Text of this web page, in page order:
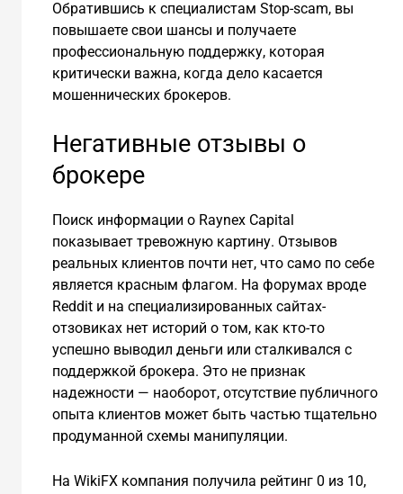
Обратившись к специалистам Stop-scam, вы
повышаете свои шансы и получаете
профессиональную поддержку, которая
критически важна, когда дело касается
мошеннических брокеров.
Негативные отзывы о
брокере
Поиск информации о Raynex Capital
показывает тревожную картину. Отзывов
реальных клиентов почти нет, что само по себе
является красным флагом. На форумах вроде
Reddit и на специализированных сайтах-
отзовиках нет историй о том, как кто-то
успешно выводил деньги или сталкивался с
поддержкой брокера. Это не признак
надежности — наоборот, отсутствие публичного
опыта клиентов может быть частью тщательно
продуманной схемы манипуляции.
На WikiFX компания получила рейтинг 0 из 10,